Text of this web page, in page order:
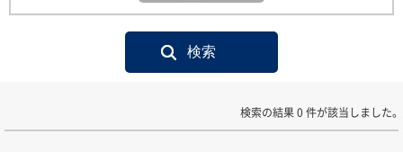
検索の結果 0 件が該当しました。